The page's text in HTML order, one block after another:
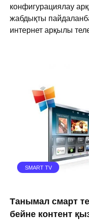
конфигурациялау
жабдықты
интернет арқылы
SMART TV
Танымал смарт
бейне контент